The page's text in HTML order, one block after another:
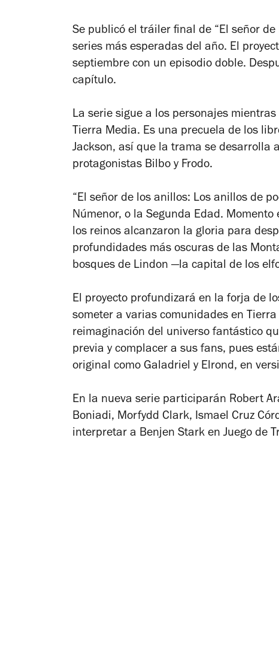
Se publicó el tráiler final de “El señor
series más esperadas del año. El
septiembre con un episodio doble.
capítulo.
La serie sigue a los personajes
Tierra Media. Es una precuela de los
Jackson, así que la trama se desarrolla
protagonistas Bilbo y Frodo.
“El señor de los anillos: Los anillos de
Númenor, o la Segunda Edad.
los reinos alcanzaron la gloria para
profundidades más oscuras de las
bosques de Lindon —la capital de los
El proyecto profundizará en la forja de
someter a varias comunidades en
reimaginación del universo fantástico
previa y complacer a sus fans, pues
original como Galadriel y Elrond, en
En la nueva serie participarán Robert
Boniadi, Morfydd Clark, Ismael Cruz
interpretar a Benjen Stark en Juego de